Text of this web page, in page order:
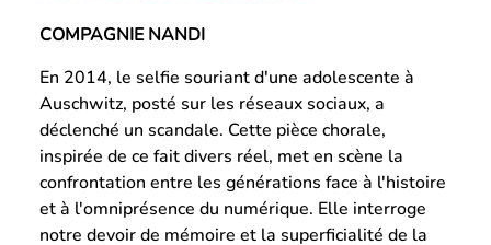
COMPAGNIE NANDI
En 2014, le selfie souriant d'une adolescente à
Auschwitz, posté sur les réseaux sociaux, a
déclenché un scandale. Cette pièce chorale,
inspirée de ce fait divers réel, met en scène la
confrontation entre les générations face à l'histoire
et à l'omniprésence du numérique. Elle interroge
notre devoir de mémoire et la superficialité de la